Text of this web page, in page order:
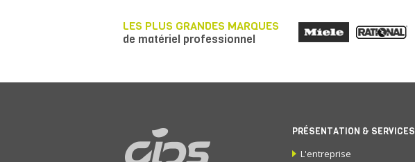
LES PLUS GRANDES MARQUES
de matériel professionnel
PRÉSENTATION & SERVICES
L'entreprise